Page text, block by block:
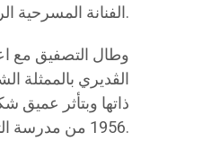
الفنانة المسرحية الراحلة رجاء بن عمار.
وطال التصفيق مع
الڨديري بالممثلة
ذاتها وبتأثر
1956 من مدرسة التمثيل واليوم تكرم بعد 70 سنة من “مدرسة 77” ومهرجانها أيام 77 المسرحية.